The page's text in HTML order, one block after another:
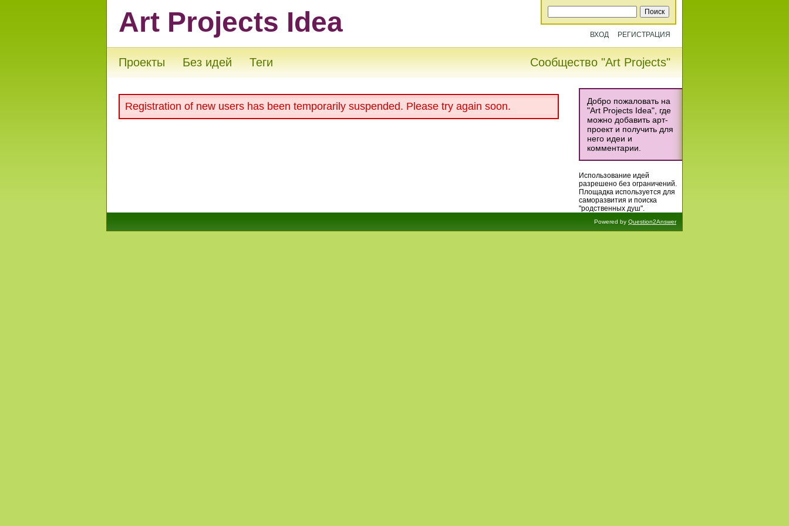
Art Projects Idea ВХОД РЕГИСТРАЦИЯ
Проекты Без идей Теги Сообщество "Art Projects"
Добро пожаловать на
"Art Projects Idea", где
можно добавить арт-
проект и получить для
него идеи и
комментарии.
Использование идей
разрешено без ограничений.
Площадка используется для
саморазвития и поиска
"родственных душ".
Registration of new users has been temporarily suspended. Please try again soon.
Powered by Question2Answer